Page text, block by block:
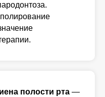
полости рта —